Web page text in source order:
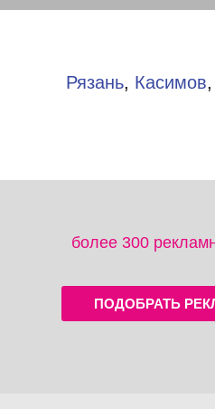
Рязань, Касимов,
более 300
ПОДОБРАТЬ